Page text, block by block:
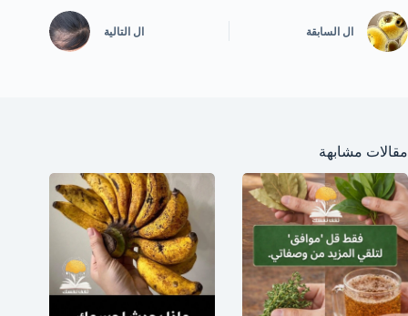
ال السابقة ال التالية
مقالات مشابهة